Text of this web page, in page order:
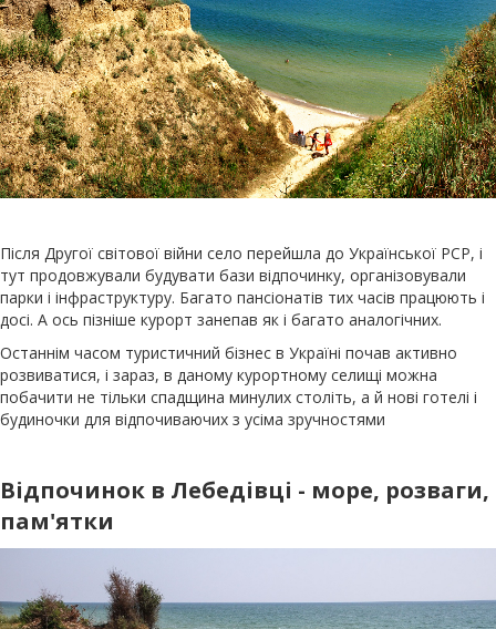
Після Другої світової війни село перейшла до Української РСР, і
тут продовжували будувати бази відпочинку, організовували
парки і інфраструктуру. Багато пансіонатів тих часів працюють і
досі. А ось пізніше курорт занепав як і багато аналогічних.
Останнім часом туристичний бізнес в Україні почав активно
розвиватися, і зараз, в даному курортному селищі можна
побачити не тільки спадщина минулих століть, а й нові готелі і
будиночки для відпочиваючих з усіма зручностями
Відпочинок в Лебедівці - море, розваги,
пам'ятки